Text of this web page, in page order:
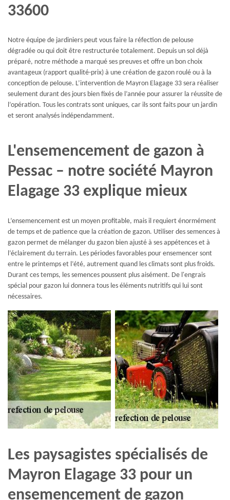
33600
Notre équipe de jardiniers peut vous faire la réfection de pelouse
dégradée ou qui doit être restructurée totalement. Depuis un sol déjà
préparé, notre méthode a marqué ses preuves et offre un bon choix
avantageux (rapport qualité-prix) à une création de gazon roulé ou à la
conception de pelouse. L’intervention de Mayron Elagage 33 sera réaliser
seulement durant des jours bien fixés de l’année pour assurer la réussite de
l’opération. Tous les contrats sont uniques, car ils sont faits pour un jardin
et seront analysés indépendamment.
L'ensemencement de gazon à
Pessac – notre société Mayron
Elagage 33 explique mieux
L’ensemencement est un moyen profitable, mais il requiert énormément
de temps et de patience que la création de gazon. Utiliser des semences à
gazon permet de mélanger du gazon bien ajusté à ses appétences et à
l’éclairement du terrain. Les périodes favorables pour ensemencer sont
entre le printemps et l’été, autrement quand les climats sont plus froids.
Durant ces temps, les semences poussent plus aisément. De l'engrais
spécial pour gazon lui donnera tous les éléments nutritifs qui lui sont
nécessaires.
Les paysagistes spécialisés de
Mayron Elagage 33 pour un
ensemencement de gazon